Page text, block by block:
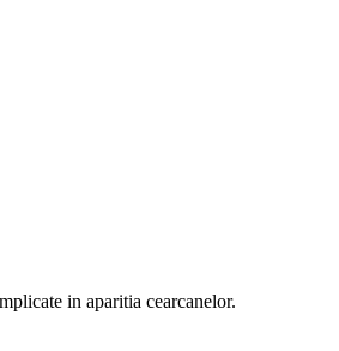
in aparitia cearcanelor.